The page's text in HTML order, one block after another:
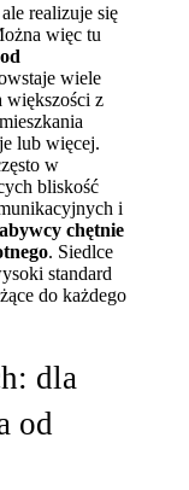
realizuje się
więc tu
wiele
większości z
lub więcej.
w
bliskość
i
chętnie
. Siedlce
standard
do każdego
dla
od